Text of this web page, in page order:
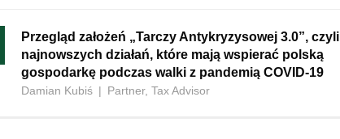
Przegląd założeń „Tarczy Antykryzysowej 3.0”, czyli
najnowszych działań, które mają wspierać polską
gospodarkę podczas walki z pandemią COVID-19
Damian Kubiś | Partner, Tax Advisor